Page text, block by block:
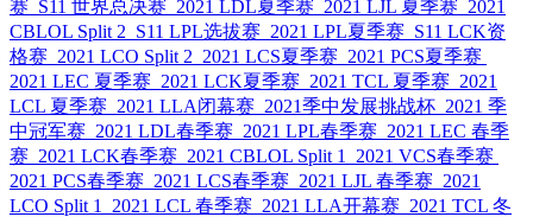
赛 S11 世界总决赛 2021 LDL夏季赛 2021 LJL 夏季赛 2021
CBLOL Split 2 S11 LPL选拔赛 2021 LPL夏季赛 S11 LCK资
格赛 2021 LCO Split 2 2021 LCS夏季赛 2021 PCS夏季赛
2021 LEC 夏季赛 2021 LCK夏季赛 2021 TCL 夏季赛 2021
LCL 夏季赛 2021 LLA闭幕赛 2021季中发展挑战杯 2021 季
中冠军赛 2021 LDL春季赛 2021 LPL春季赛 2021 LEC 春季
赛 2021 LCK春季赛 2021 CBLOL Split 1
2021 VCS春季赛
2021 PCS春季赛 2021 LCS春季赛 2021 LJL 春季赛 2021
LCO Split 1
2021 LCL 春季赛 2021 LLA开幕赛 2021 TCL 冬